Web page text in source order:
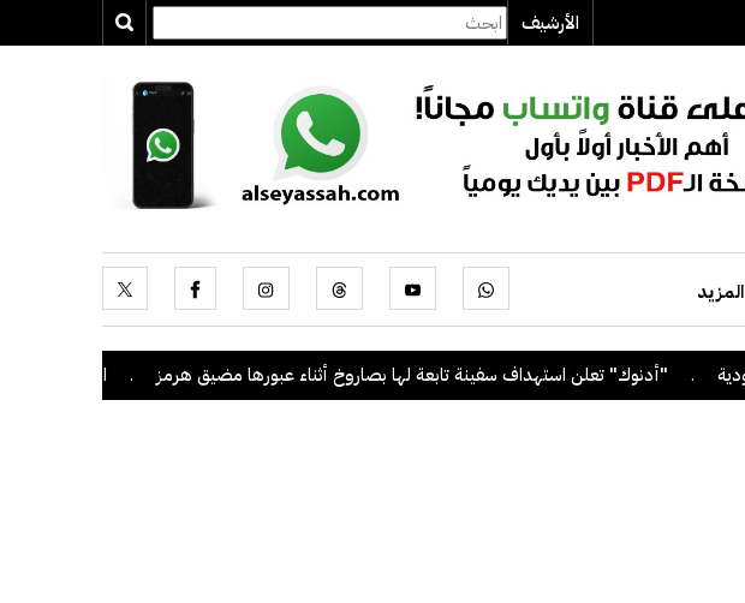
الأرشيف
المزيد
"أدنوك" تعلن استهداف سفينة تابعة لها بصاروخ أثناء عبورها مضيق هرمز السعودية وباكستان